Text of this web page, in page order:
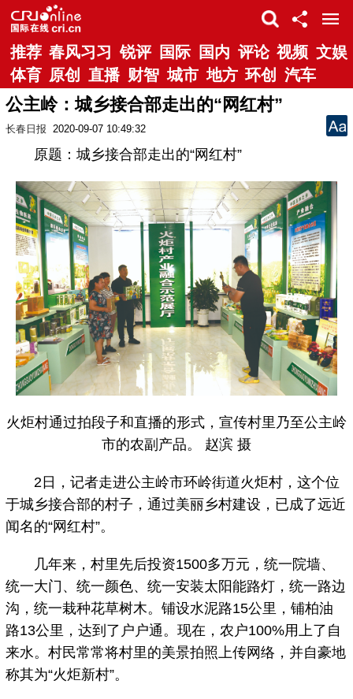
推荐 春风习习 锐评 国际 国内 评论 视频 文娱
体育 原创 直播 财智 城市 地方 环创 汽车
公主岭：城乡接合部走出的“网红村”
长春日报 2020-09-07 10:49:32
原题：城乡接合部走出的“网红村”
火炬村通过拍段子和直播的形式，宣传村里乃至公主岭
市的农副产品。 赵滨 摄
2日，记者走进公主岭市环岭街道火炬村，这个位
于城乡接合部的村子，通过美丽乡村建设，已成了远近
闻名的“网红村”。
几年来，村里先后投资1500多万元，统一院墙、
统一大门、统一颜色、统一安装太阳能路灯，统一路边
沟，统一栽种花草树木。铺设水泥路15公里，铺柏油
路13公里，达到了户户通。现在，农户100%用上了自
来水。村民常常将村里的美景拍照上传网络，并自豪地
称其为“火炬新村”。